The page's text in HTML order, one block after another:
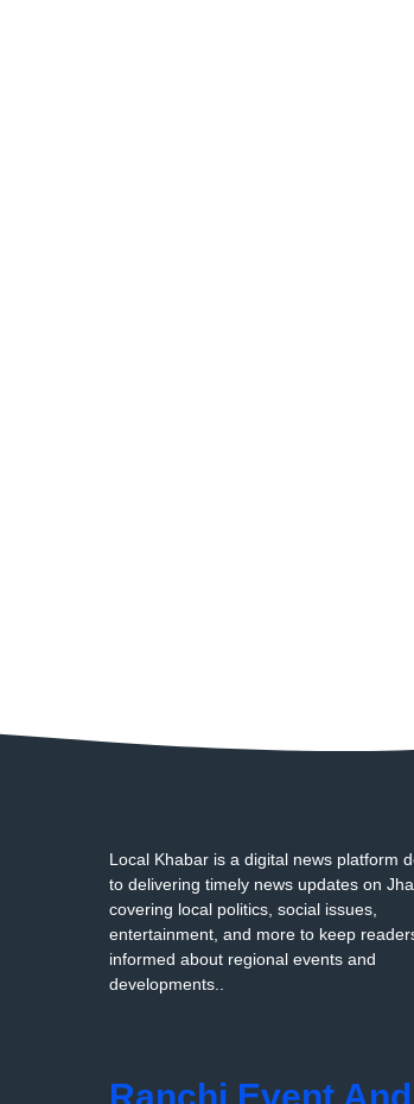
Local Khabar is a digital news platform
to delivering timely news updates on
covering local politics, social issues,
entertainment, and more to keep
informed about regional events and
developments..